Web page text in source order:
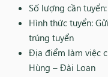
Số lượng cần
Hình thức tuyển:
trúng tuyển
Địa điểm làm việc
Hùng – Đài Loan